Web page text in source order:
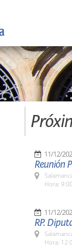
11/12/
Reunión
Hora: 9:00
11/12/
RP.
Hora: